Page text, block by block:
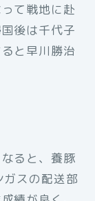
て戦地に赴
後は千代子
と早川勝治
ると、養豚
スの配送部